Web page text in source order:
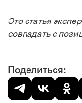
Это статья
совпадать с
Поделиться: